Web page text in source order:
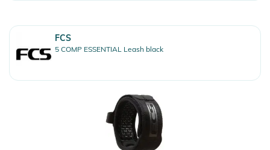
FCS
5 COMP ESSENTIAL Leash black